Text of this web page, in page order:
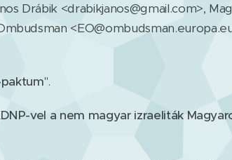
Drábik <drabikjanos@gmail.com>,
paktum".
vel a nem magyar izraeliták